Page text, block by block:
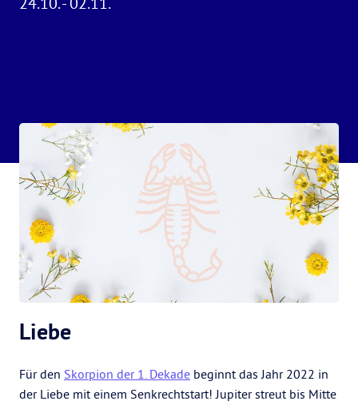
Liebe
Für den Skorpion der 1. Dekade beginnt das Jahr 2022 in
der Liebe mit einem Senkrechtstart! Jupiter streut bis Mitte